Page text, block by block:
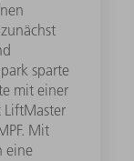
sparte
mit einer
LiftMaster
Mit
eine